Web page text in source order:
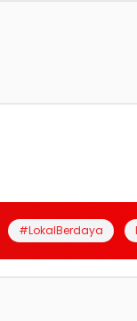
#LokalBerdaya